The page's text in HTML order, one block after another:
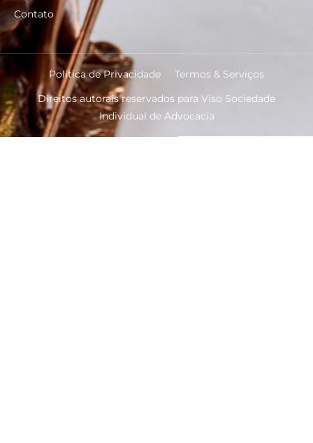
Contato
Direitos autorais reservados para Viso Sociedade
Individual de Advocacia
Política de Privacidade Termos & Serviços